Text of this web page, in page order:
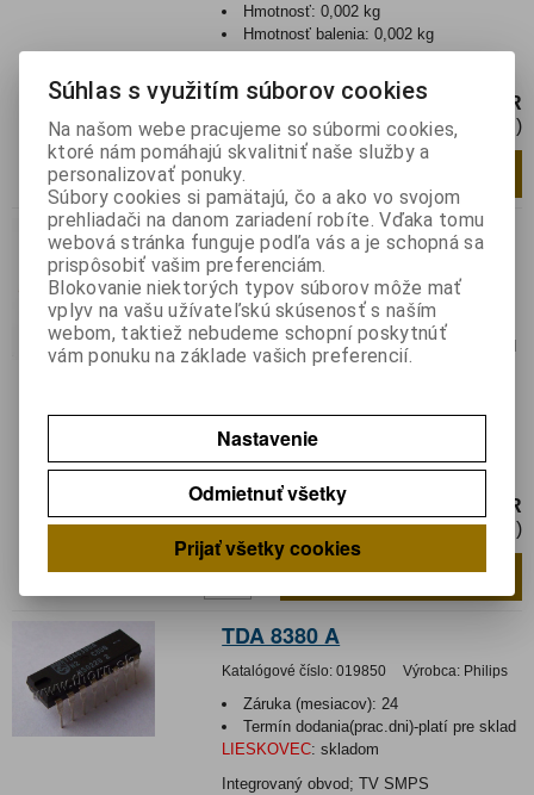
Hmotnosť:0,002 kg
Hmotnosť balenia:0,002 kg
3,42 EUR
2,79 EUR (Cena bez DPH)
TDA 8138
Katalógové číslo:
Výrobca:ST MICROELECTRONICS
Záruka (mesiacov):
24
Termín dodania(prac.dni)-platí pre sklad
:
Hmotnosť balenia:0,003 kg
Integrovaný obvod, videorecorder reset
disable SIP9
3,50 EUR
2,85 EUR (Cena bez DPH)
ks Pridať do košíka
TDA 8380 A
Katalógové číslo: 019850 Výrobca: Philips
Záruka (mesiacov): 24
Termín dodania(prac.dni)-platí pre sklad
LIESKOVEC: skladom
Integrovaný obvod; TV SMPS
Súhlas s využitím súborov cookies
Na našom webe pracujeme so súbormi cookies,
ktoré nám pomáhajú skvalitniť naše služby a
personalizovať ponuky.
Súbory cookies si pamätajú, čo a ako vo svojom
prehliadači na danom zariadení robíte. Vďaka tomu
webová stránka funguje podľa vás a je schopná sa
prispôsobiť vašim preferenciám.
Blokovanie niektorých typov súborov môže mať
vplyv na vašu užívateľskú skúsenosť s naším
webom, taktiež nebudeme schopní poskytnúť
vám ponuku na základe vašich preferencií.
Nastavenie
Odmietnuť všetky
Prijať všetky cookies